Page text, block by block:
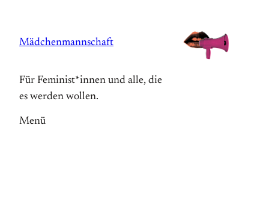
springen
Mädchenmannschaft
Für Feminist*innen und alle, die
es werden wollen.
Menü